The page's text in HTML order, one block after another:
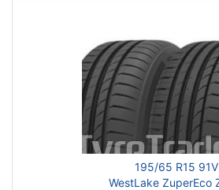
195/65 R15 91V
WestLake ZuperEco